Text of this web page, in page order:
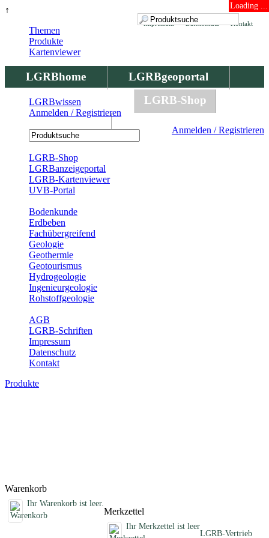
↑ Loading ...
Kontakt
Datenschutz
Impressum
LGRBhome
LGRBgeoportal
LGRBbohrungen
LGRB-Shop
Anmelden / Registrieren
Themen
Produkte
Kartenviewer
LGRBwissen
Anmelden / Registrieren
LGRB-Shop
LGRBanzeigeportal
LGRB-Kartenviewer
UVB-Portal
Bodenkunde
Erdbeben
Fachübergreifend
Geologie
Geothermie
Geotourismus
Hydrogeologie
Ingenieurgeologie
Rohstoffgeologie
AGB
LGRB-Schriften
Impressum
Datenschutz
Kontakt
Produkte
Warenkorb
Ihr Warenkorb ist leer.
Merkzettel
Ihr Merkzettel ist leer
LGRB-Vertrieb